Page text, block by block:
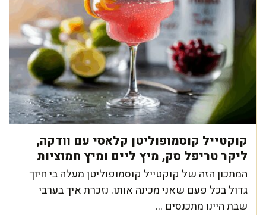
קוקטייל קוסמופוליטן קלאסי עם וודקה,
ליקר טריפל סק, מיץ ליים ומיץ חמוציות
המתכון הזה של קוקטייל קוסמופוליטן מעלה בי חיוך
גדול בכל פעם שאני מכינה אותו. נזכרת איך בערבי
שבת היינו מתכנסים ...